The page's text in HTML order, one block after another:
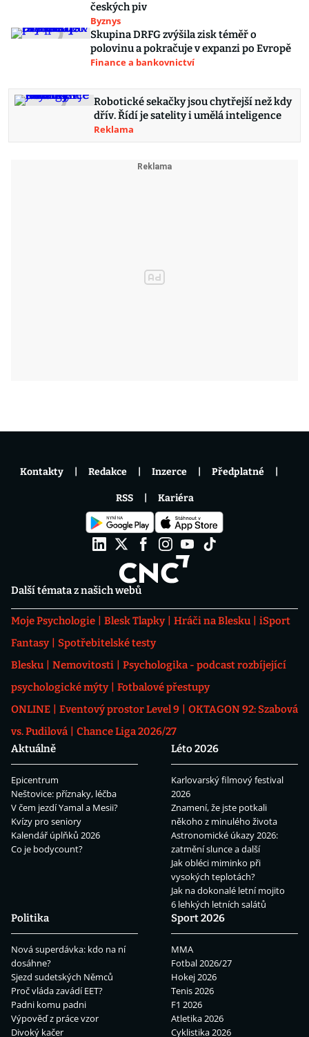
českých piv
Byznys
Skupina DRFG zvýšila zisk téměř o
polovinu a pokračuje v expanzi po Evropě
Finance a bankovnictví
Robotické sekačky jsou chytřejší než kdy
dřív. Řídí je satelity i umělá inteligence
Reklama
Další témata z našich webů
Moje Psychologie Blesk Tlapky Hráči na Blesku
iSport
Fantasy
Spotřebitelské testy
Blesku
Nemovitosti
Psychologika - podcast rozbíjející
psychologické mýty
Fotbalové přestupy
ONLINE
Eventový prostor Level 9
OKTAGON 92: Szabová
vs. Pudilová
Chance Liga 2026/27
Aktuálně
Epicentrum
Neštovice: příznaky, léčba
V čem jezdí Yamal a Mesii?
Kvízy pro seniory
Kalendář úplňků 2026
Co je bodycount?
Léto 2026
Karlovarský filmový festival
2026
Znamení, že jste potkali
někoho z minulého života
Astronomické úkazy 2026:
zatmění slunce a další
Jak obléci miminko při
vysokých teplotách?
Jak na dokonalé letní mojito
6 lehkých letních salátů
Politika
Nová superdávka: kdo na ní
dosáhne?
Sjezd sudetských Němců
Proč vláda zavádí EET?
Padni komu padni
Výpověď z práce vzor
Divoký kačer
Sport 2026
MMA
Fotbal 2026/27
Hokej 2026
Tenis 2026
F1 2026
Atletika 2026
Cyklistika 2026
Kontakty Redakce Inzerce Předplatné
RSS Kariéra